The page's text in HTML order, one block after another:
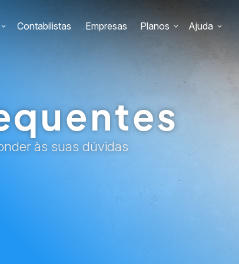
Contabilistas Empresas Planos Ajuda
às suas dúvidas